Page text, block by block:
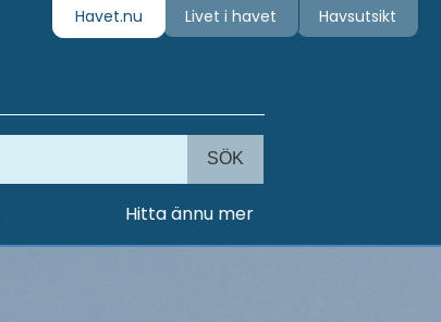
Havet.nu Livet i havet Havsutsikt
SÖK
Hitta ännu mer